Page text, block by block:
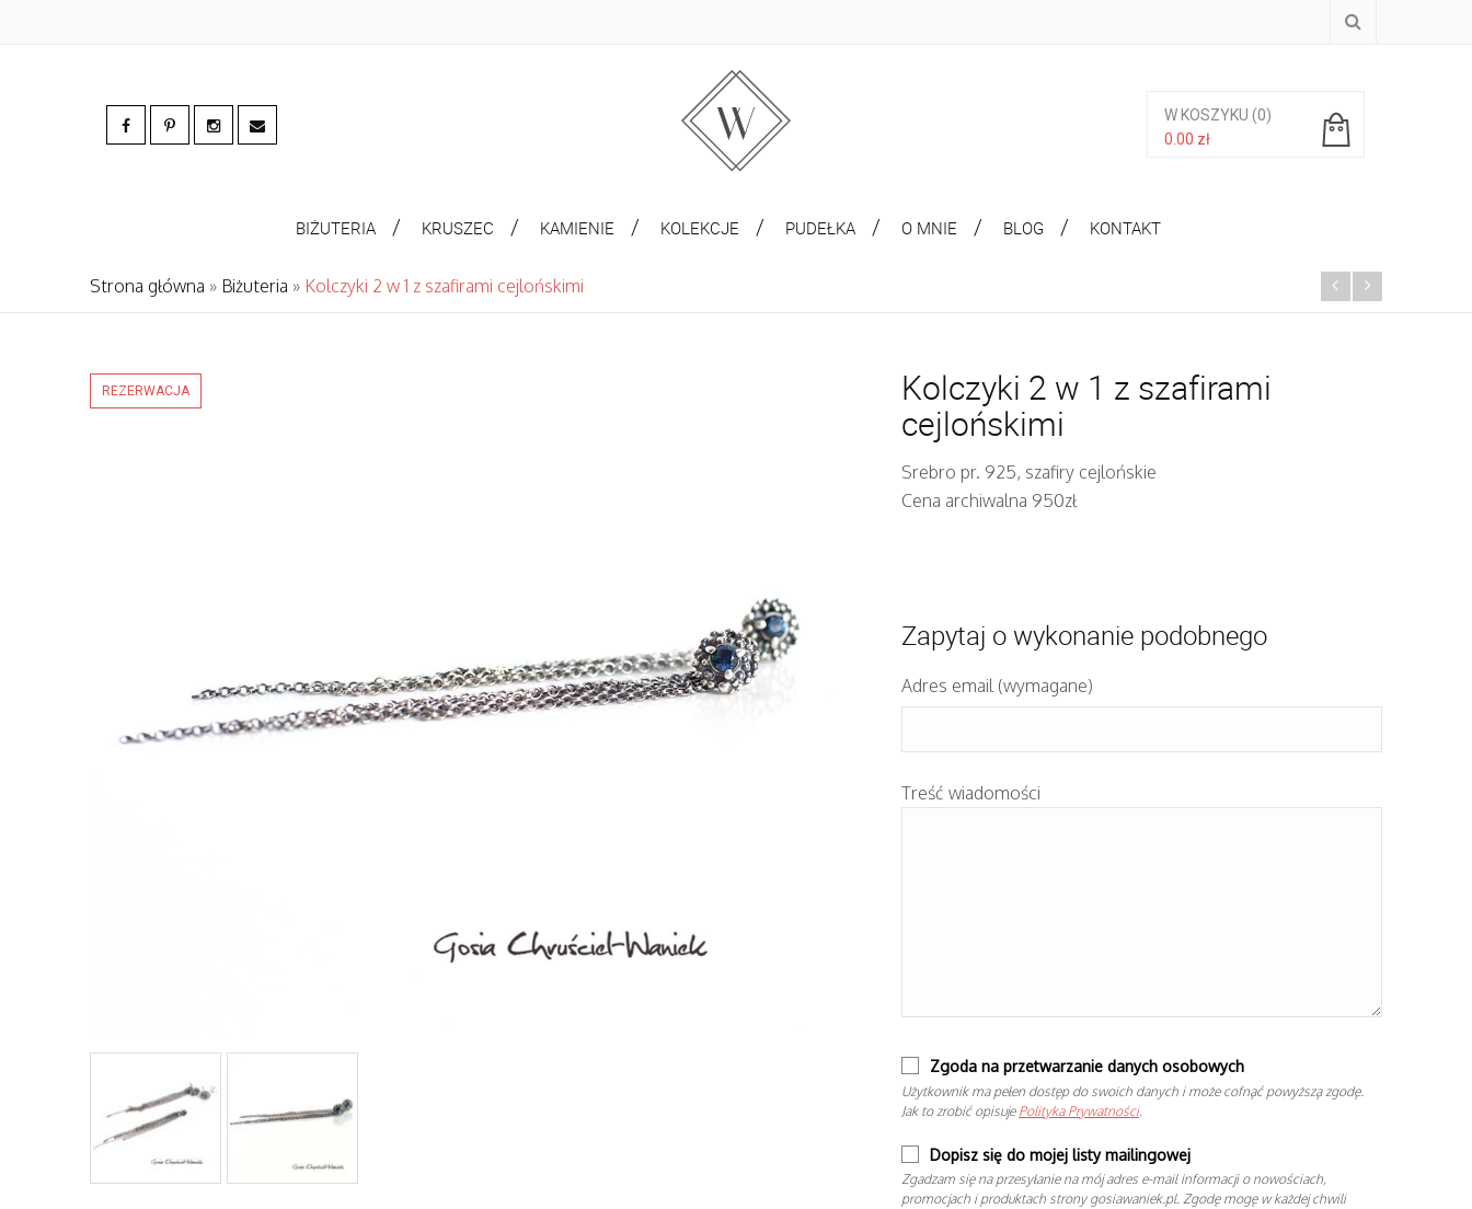
W KOSZYKU (0)
0.00 zł
BIŻUTERIA KRUSZEC KAMIENIE KOLEKCJE PUDEŁKA O MNIE BLOG KONTAKT
Strona główna » Biżuteria » Kolczyki 2 w 1 z szafirami cejlońskimi
REZERWACJA
Kolczyki 2 w 1 z szafirami
cejlońskimi
Srebro pr. 925, szafiry cejlońskie
Cena archiwalna 950zł
Zapytaj o wykonanie podobnego
Adres email (wymagane)
Treść wiadomości
Zgoda na przetwarzanie danych osobowych
Użytkownik ma pełen dostęp do swoich danych i może cofnąć powyższą zgodę.
Jak to zrobić opisuje Polityka Prywatności.
Dopisz się do mojej listy mailingowej
Zgadzam się na przesyłanie na mój adres e-mail informacji o nowościach,
promocjach i produktach strony gosiawaniek.pl. Zgodę mogę w każdej chwili